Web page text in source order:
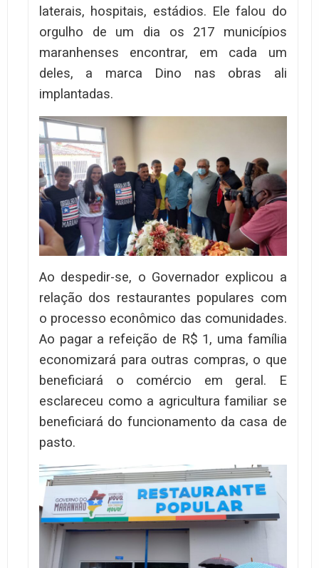
laterais, hospitais, estádios. Ele falou do
orgulho de um dia os 217 municípios
maranhenses encontrar, em cada um
deles, a marca Dino nas obras ali
implantadas.
Ao despedir-se, o Governador explicou a
relação dos restaurantes populares com
o processo econômico das comunidades.
Ao pagar a refeição de R$ 1, uma família
economizará para outras compras, o que
beneficiará o comércio em geral. E
esclareceu como a agricultura familiar se
beneficiará do funcionamento da casa de
pasto.